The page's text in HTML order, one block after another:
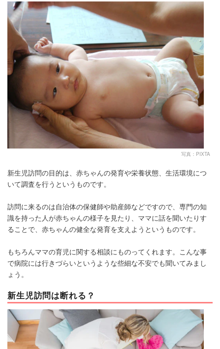
写真：PIXTA
新生児訪問の目的は、赤ちゃんの発育や栄養状態、生活環境につ
いて調査を行うというものです。
訪問に来るのは自治体の保健師や助産師などですので、専門の知
識を持った人が赤ちゃんの様子を見たり、ママに話を聞いたりす
ることで、赤ちゃんの健全な発育を支えようというものです。
もちろんママの育児に関する相談にものってくれます。こんな事
で病院には行きづらいというような些細な不安でも聞いてみまし
ょう。
新生児訪問は断れる？